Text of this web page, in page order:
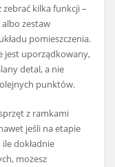
kilka funkcji –
albo zestaw
pomieszczenia.
jest uporządkowany,
detal, a nie
punktów.
z ramkami
jeśli na etapie
dokładnie
możesz